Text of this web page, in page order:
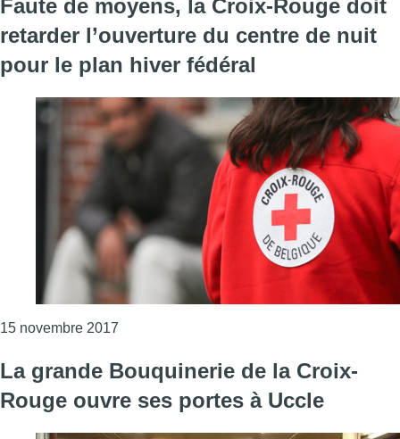
Faute de moyens, la Croix-Rouge doit
retarder l’ouverture du centre de nuit
pour le plan hiver fédéral
15 novembre 2017
La grande Bouquinerie de la Croix-
Rouge ouvre ses portes à Uccle